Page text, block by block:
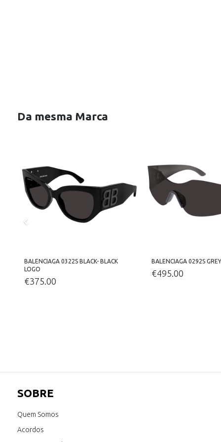
Da mesma Marca
BALENCIAGA 0322S BLACK- BLACK
LOGO
€375.00
BALENCIAGA 0292S GREY
€495.00
SOBRE
Quem Somos
Acordos